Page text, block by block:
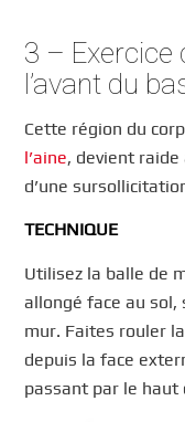
3 – Exercice
l’avant du
Cette région du
l’aine, devient
d’une
TECHNIQUE
Utilisez la balle de
allongé face au sol,
mur. Faites rouler
depuis la face
passant par le haut